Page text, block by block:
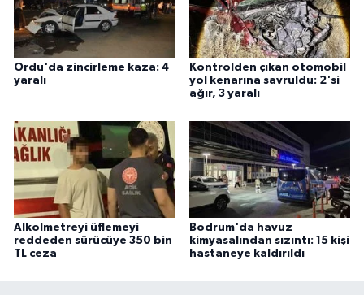
Ordu'da zincirleme kaza: 4
yaralı
Kontrolden çıkan otomobil
yol kenarına savruldu: 2'si
ağır, 3 yaralı
Alkolmetreyi üflemeyi
reddeden sürücüye 350 bin
TL ceza
Bodrum'da havuz
kimyasalından sızıntı: 15 kişi
hastaneye kaldırıldı